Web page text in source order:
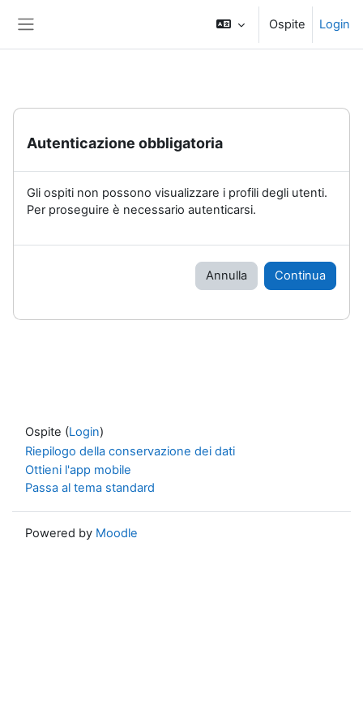
Ospite Login
Autenticazione obbligatoria
Gli ospiti non possono visualizzare i profili degli utenti.
Per proseguire è necessario autenticarsi.
Annulla Continua
Ospite (Login)
Riepilogo della conservazione dei dati
Ottieni l'app mobile
Passa al tema standard
Powered by Moodle